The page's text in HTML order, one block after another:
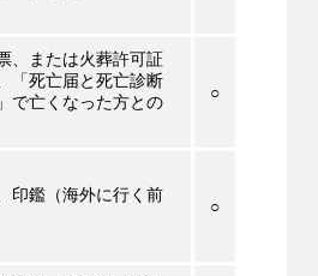
、または火葬許可証
「死亡届と死亡診断
で亡くなった方との
○
印鑑（海外に行く前
○